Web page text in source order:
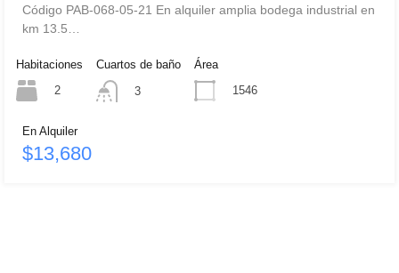
Código PAB-068-05-21 En alquiler amplia bodega industrial en
km 13.5…
Habitaciones
2
Cuartos de baño
3
Área
1546
En Alquiler
$13,680